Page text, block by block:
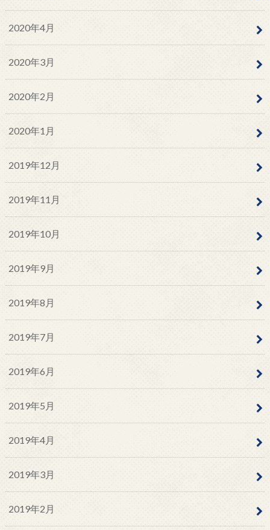
2020年4月
2020年3月
2020年2月
2020年1月
2019年12月
2019年11月
2019年10月
2019年9月
2019年8月
2019年7月
2019年6月
2019年5月
2019年4月
2019年3月
2019年2月